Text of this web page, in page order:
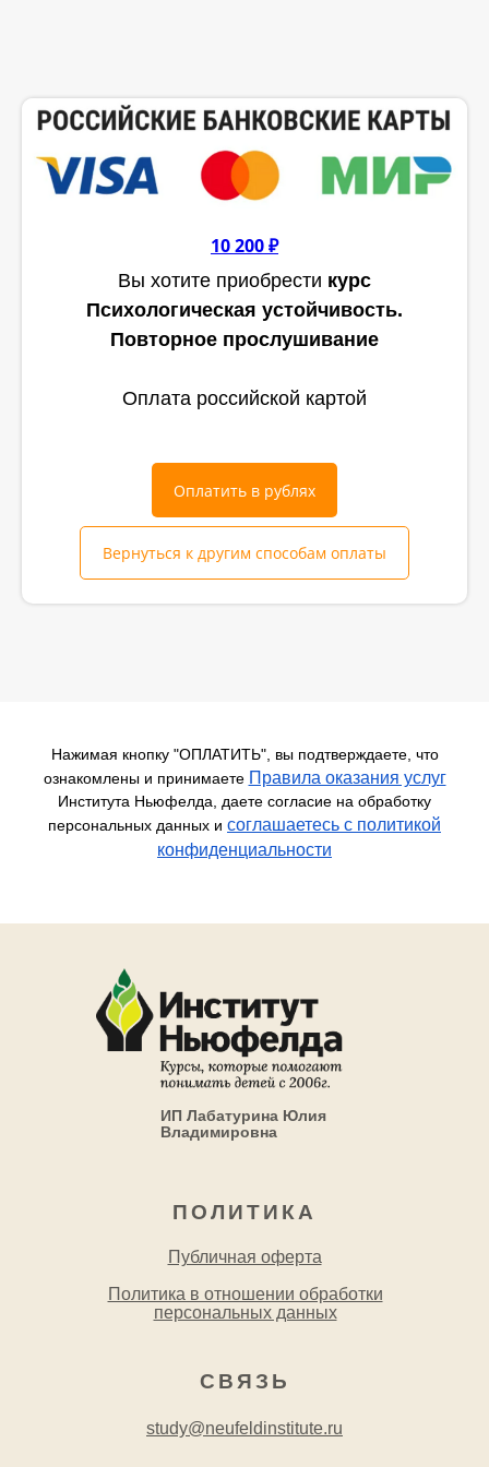
10 200 ₽
Вы хотите приобрести курс
Психологическая устойчивость.
Повторное прослушивание
Оплата российской картой
Оплатить в рублях
Вернуться к другим способам оплаты
Нажимая кнопку "ОПЛАТИТЬ", вы подтверждаете, что
ознакомлены и принимаете Правила оказания услуг
Института Ньюфелда, даете согласие на обработку
персональных данных и соглашаетесь c политикой
конфиденциальности
СВЯЗЬ
study@neufeldinstitute.ru
ПОЛИТИКА
Публичная оферта
Политика в отношении обработки
персональных данных
ИП Лабатурина Юлия
Владимировна